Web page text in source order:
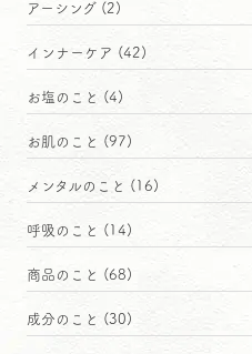
アーシング (2)
インナーケア (42)
お塩のこと (4)
お肌のこと (97)
メンタルのこと (16)
呼吸のこと (14)
商品のこと (68)
成分のこと (30)